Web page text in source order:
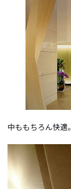
中ももちろん快適。